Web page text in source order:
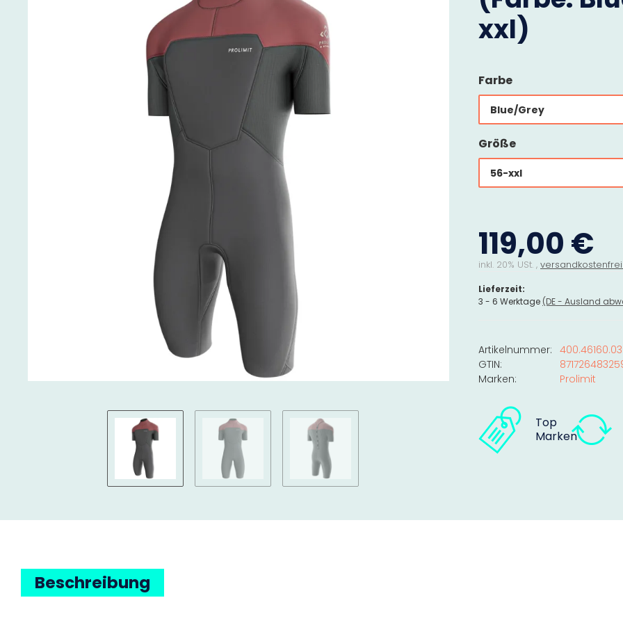
xxl)
Farbe
Blue/Grey
Größe
56-xxl
119,00 €
inkl. 20% USt. ,
Lieferzeit:
3 - 6 Werktage (DE - Ausland
Artikelnummer:
GTIN:
Marken:
Prolimit
Top
Marken
Beschreibung